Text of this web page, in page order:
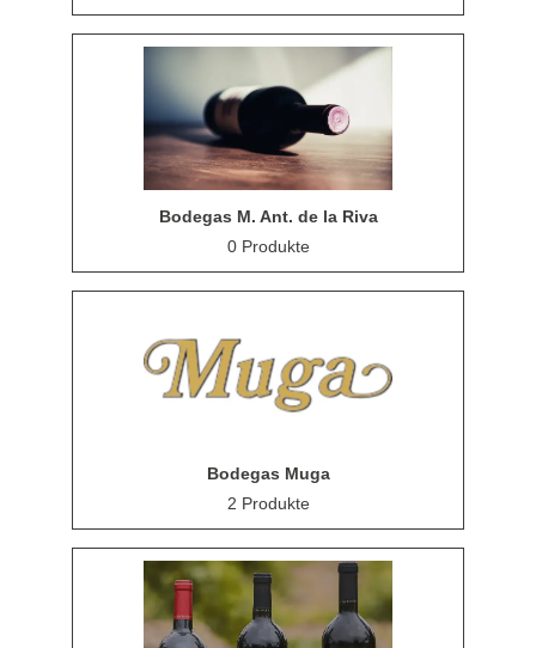
Bodegas M. Ant. de la Riva
0 Produkte
Bodegas Muga
2 Produkte